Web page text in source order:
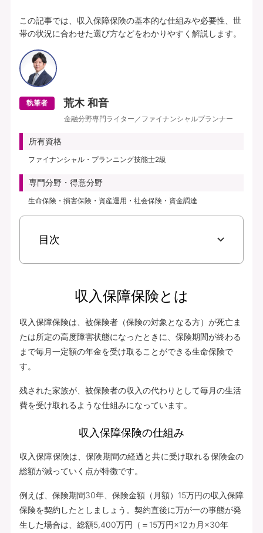
この記事では、収入保障保険の基本的な仕組みや必要性、世
帯の状況に合わせた選び方などをわかりやすく解説します。
執筆者 荒木 和音
金融分野専門ライター／ファイナンシャルプランナー
所有資格
ファイナンシャル・プランニング技能士2級
専門分野・得意分野
生命保険・損害保険・資産運用・社会保険・資金調達
目次
収入保障保険とは
収入保障保険は、被保険者（保険の対象となる方）が死亡ま
たは所定の高度障害状態になったときに、保険期間が終わる
まで毎月一定額の年金を受け取ることができる生命保険で
す。
残された家族が、被保険者の収入の代わりとして毎月の生活
費を受け取れるような仕組みになっています。
収入保障保険の仕組み
収入保障保険は、保険期間の経過と共に受け取れる保険金の
総額が減っていく点が特徴です。
例えば、保険期間30年、保険金額（月額）15万円の収入保障
保険を契約したとしましょう。契約直後に万が一の事態が発
生した場合は、総額5,400万円（＝15万円×12カ月×30年